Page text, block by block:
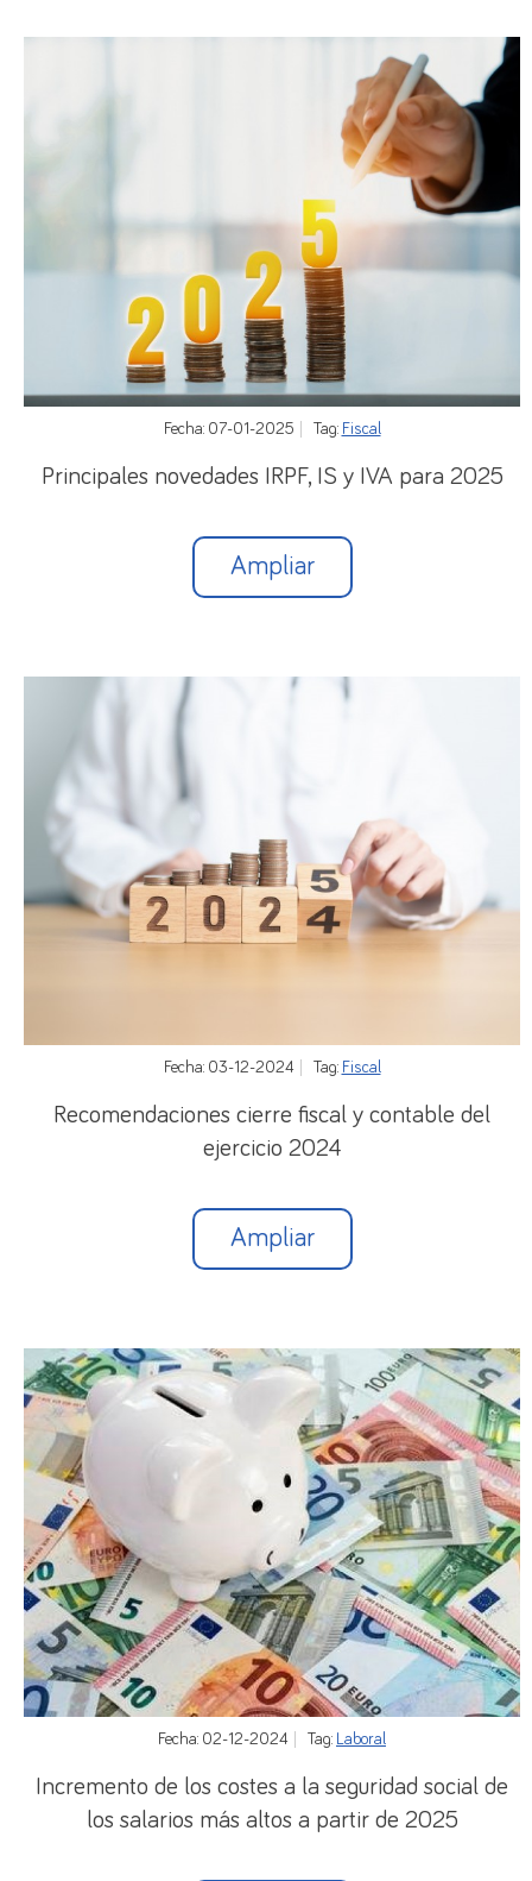
Fecha: 07-01-2025 Tag: Fiscal
Principales novedades IRPF, IS y IVA para 2025
Ampliar
Fecha: 03-12-2024 Tag: Fiscal
Recomendaciones cierre fiscal y contable del
ejercicio 2024
Ampliar
Fecha: 02-12-2024 Tag: Laboral
Incremento de los costes a la seguridad social de
los salarios más altos a partir de 2025